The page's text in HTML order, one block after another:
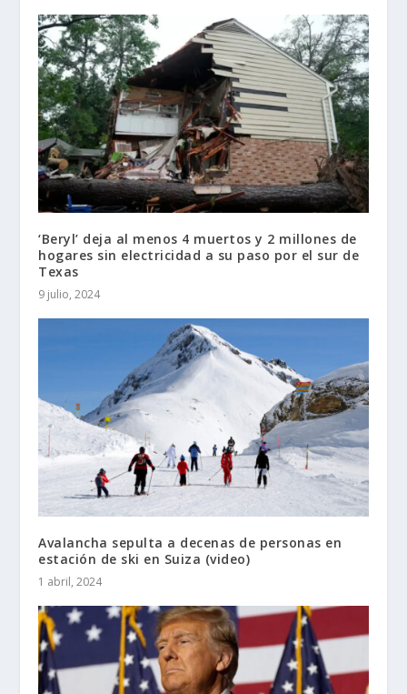
‘Beryl’ deja al menos 4 muertos y 2 millones de
hogares sin electricidad a su paso por el sur de
Texas
9 julio, 2024
Avalancha sepulta a decenas de personas en
estación de ski en Suiza (video)
1 abril, 2024